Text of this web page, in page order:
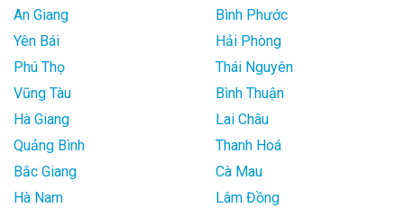
An Giang
Bình Phước
Yên Bái
Hải Phòng
Phú Thọ
Thái Nguyên
Vũng Tàu
Bình Thuận
Hà Giang
Lai Châu
Quảng Bình
Thanh Hoá
Bắc Giang
Cà Mau
Hà Nam
Lâm Đồng